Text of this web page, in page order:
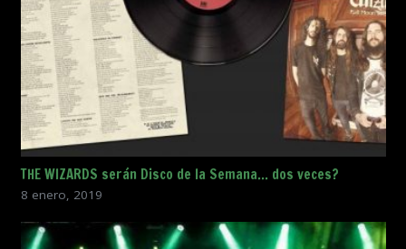
THE WIZARDS serán Disco de la Semana… dos veces?
8 enero, 2019